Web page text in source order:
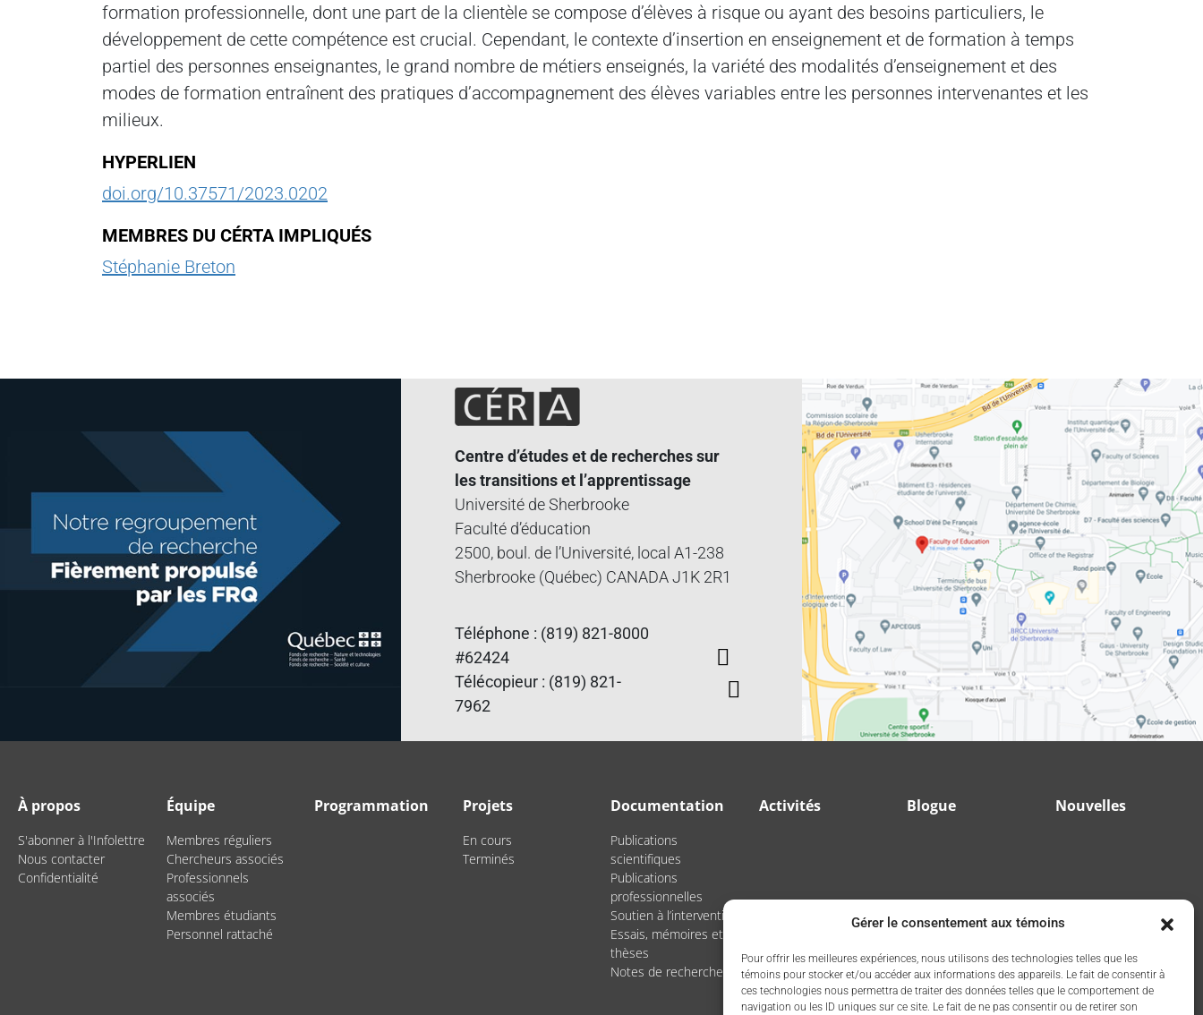
Gérer le consentement aux témoins
Pour offrir les meilleures expériences, nous utilisons des technologies telles que les
témoins pour stocker et/ou accéder aux informations des appareils. Le fait de consentir à
ces technologies nous permettra de traiter des données telles que le comportement de
navigation ou les ID uniques sur ce site. Le fait de ne pas consentir ou de retirer son
formation professionnelle, dont une part de la clientèle se compose d’élèves à risque ou ayant des besoins particuliers, le
développement de cette compétence est crucial. Cependant, le contexte d’insertion en enseignement et de formation à temps
partiel des personnes enseignantes, le grand nombre de métiers enseignés, la variété des modalités d’enseignement et des
modes de formation entraînent des pratiques d’accompagnement des élèves variables entre les personnes intervenantes et les
milieux.
HYPERLIEN
doi.org/10.37571/2023.0202
MEMBRES DU CÉRTA IMPLIQUÉS
Stéphanie Breton
Centre d’études et de recherches sur
les transitions et l’apprentissage
Université de Sherbrooke
Faculté d’éducation
2500, boul. de l’Université, local A1-238
Sherbrooke (Québec) CANADA J1K 2R1
Téléphone : (819) 821-8000
#62424
Télécopieur : (819) 821-
7962
À propos
S'abonner à l'Infolettre
Nous contacter
Confidentialité
Équipe
Membres réguliers
Chercheurs associés
Professionnels
associés
Membres étudiants
Personnel rattaché
Programmation Projets
En cours
Terminés
Documentation
Publications
scientifiques
Publications
professionnelles
Soutien à l’intervention
Essais, mémoires et
thèses
Notes de recherche
Activités Blogue Nouvelles